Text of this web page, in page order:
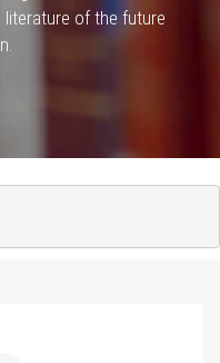
of the future